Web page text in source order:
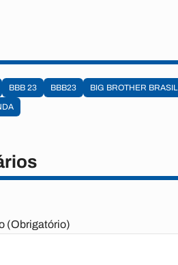
BBB 23 BBB23 BIG BROTHER BRASIL
(Obrigatório)